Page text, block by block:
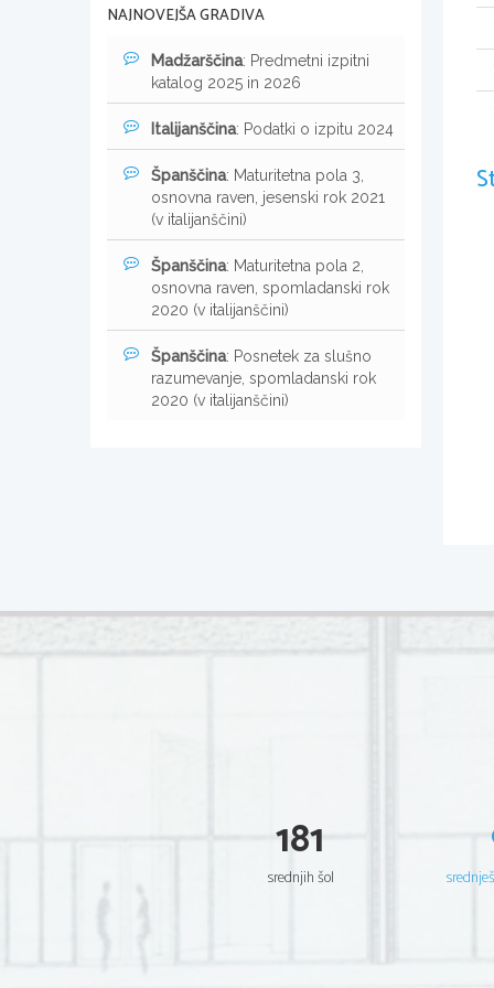
NAJNOVEJŠA GRADIVA
Madžarščina: Predmetni izpitni
katalog 2025 in 2026
Italijanščina: Podatki o izpitu 2024
Španščina: Maturitetna pola 3,
osnovna raven, jesenski rok 2021
(v italijanščini)
Španščina: Maturitetna pola 2,
osnovna raven, spomladanski rok
2020 (v italijanščini)
Španščina: Posnetek za slušno
razumevanje, spomladanski rok
2020 (v italijanščini)
181
srednjih šol